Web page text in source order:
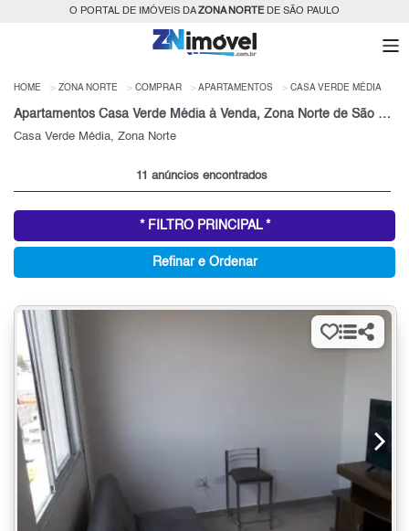
O PORTAL DE IMÓVEIS DAZONA NORTEDE SÃO PAULO
HOME ZONA NORTE COMPRAR APARTAMENTOS CASA VERDE MÉDIA
Apartamentos Casa Verde Média à Venda, Zona Norte de São Paulo, SP
Casa Verde Média, Zona Norte
11 anúncios encontrados
* FILTRO PRINCIPAL *
Refinar e Ordenar